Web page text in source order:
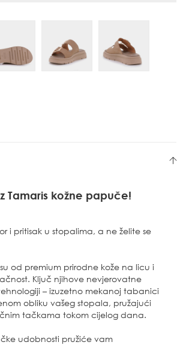
Tamaris kožne papuče!
i pritisak u stopalima, a ne želite se
od premium prirodne kože na licu i
Ključ njihove nevjerovatne
– izuzetno mekanoj tabanici
obliku vašeg stopala, pružajući
tačkama tokom cijelog dana.
udobnosti pružiće vam